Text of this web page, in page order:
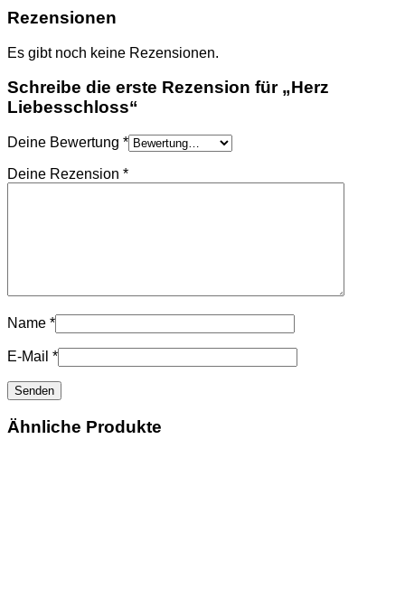
Rezensionen
Es gibt noch keine Rezensionen.
Schreibe die erste Rezension für „Herz
Liebesschloss“
Deine Bewertung *
Deine Rezension *
Name *
E-Mail *
Ähnliche Produkte